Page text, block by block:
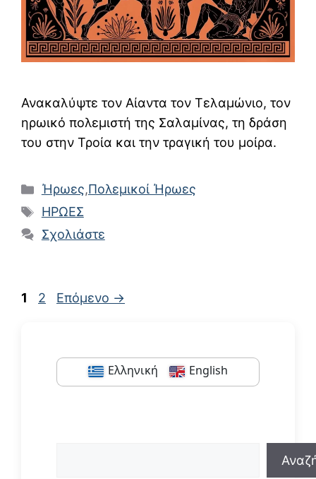
Ανακαλύψτε τον Αίαντα τον Τελαμώνιο, τον
ηρωικό πολεμιστή της Σαλαμίνας, τη δράση
του στην Τροία και την τραγική του μοίρα.
Κατηγορίες
Ήρωες,Πολεμικοί Ήρωες
Ετικέτες
ΗΡΩΕΣ
Σχολιάστε
Σελίδα
1 Σελίδα
2 Επόμενο →
Ελληνική English